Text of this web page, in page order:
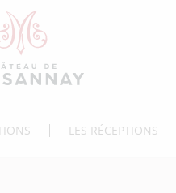
LES RÉCEPTIONS